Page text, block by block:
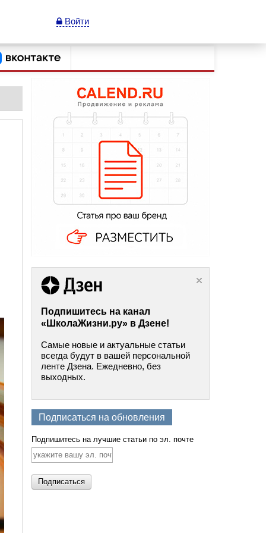
Войти
Подпишитесь на канал
«ШколаЖизни.ру» в Дзене!
Самые новые и актуальные статьи
всегда будут в вашей персональной
ленте Дзена. Ежедневно, без
выходных.
Подписаться на обновления
Подпишитесь на лучшие статьи по эл. почте